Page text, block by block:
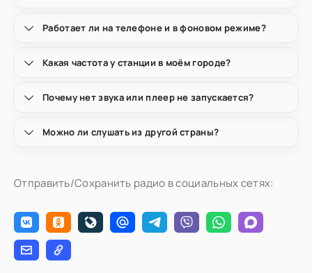
Работает ли на телефоне и в фоновом режиме?
Какая частота у станции в моём городе?
Почему нет звука или плеер не запускается?
Можно ли слушать из другой страны?
Отправить/Сохранить радио в социальных сетях: